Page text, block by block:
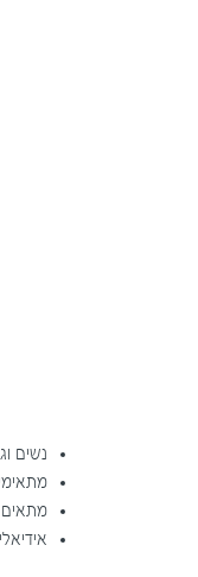
נשים וגברים מגיל 35
מתאים